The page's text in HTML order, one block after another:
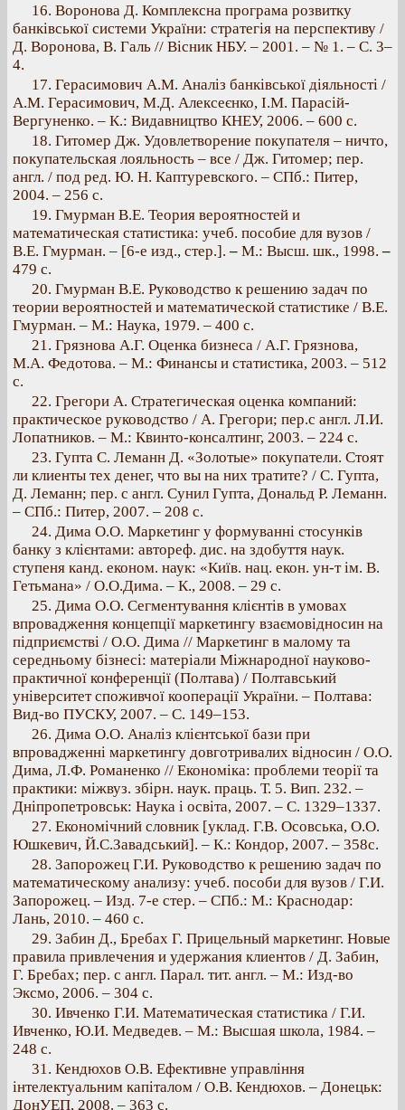
16. Воронова Д. Комплексна програма розвитку
банківської системи України: стратегія на перспективу /
Д. Воронова, В. Галь // Вісник НБУ. – 2001. – № 1. – С. 3–
4.
17. Герасимович А.М. Аналіз банківської діяльності /
А.М. Герасимович, М.Д. Алексеєнко, І.М. Парасій-
Вергуненко. – К.: Видавництво КНЕУ, 2006. – 600 с.
18. Гитомер Дж. Удовлетворение покупателя – ничто,
покупательская лояльность – все / Дж. Гитомер; пер.
англ. / под ред. Ю. Н. Каптуревского. – СПб.: Питер,
2004. – 256 с.
19. Гмурман В.Е. Теория вероятностей и
математическая статистика: учеб. пособие для вузов /
В.Е. Гмурман. – [6-е изд., стер.].– М.: Высш. шк., 1998.–
479 с.
20. Гмурман В.Е. Руководство к решению задач по
теории вероятностей и математической статистике / В.Е.
Гмурман. – М.: Наука, 1979. – 400 с.
21. Грязнова А.Г. Оценка бизнеса / А.Г. Грязнова,
М.А. Федотова. – М.: Финансы и статистика, 2003. – 512
с.
22. Грегори А. Стратегическая оценка компаний:
практическое руководство / А. Грегори; пер.с англ. Л.И.
Лопатников. – М.: Квинто-консалтинг, 2003. – 224 с.
23. Гупта С. Леманн Д. «Золотые» покупатели. Стоят
ли клиенты тех денег, что вы на них тратите? / С. Гупта,
Д. Леманн; пер. с англ. Сунил Гупта, Дональд Р. Леманн.
– СПб.: Питер, 2007. – 208 с.
24. Дима О.О. Маркетинг у формуванні стосунків
банку з клієнтами: автореф. дис. на здобуття наук.
ступеня канд. економ. наук: «Київ. нац. екон. ун-т ім. В.
Гетьмана» / О.О.Дима. – К., 2008. – 29 с.
25. Дима О.О. Сегментування клієнтів в умовах
впровадження концепції маркетингу взаємовідносин на
підприємстві / О.О. Дима // Маркетинг в малому та
середньому бізнесі: матеріали Міжнародної науково-
практичної конференції (Полтава) / Полтавський
університет споживчої кооперації України. – Полтава:
Вид-во ПУСКУ, 2007. – С. 149–153.
26. Дима О.О. Аналіз клієнтської бази при
впровадженні маркетингу довготривалих відносин / О.О.
Дима, Л.Ф. Романенко // Економіка: проблеми теорії та
практики: міжвуз. збірн. наук. праць. Т. 5. Вип. 232. –
Дніпропетровськ: Наука і освіта, 2007. – С. 1329–1337.
27. Економічний словник [уклад. Г.В. Осовська, О.О.
Юшкевич, Й.С.Завадський]. – К.: Кондор, 2007. – 358с.
28. Запорожец Г.И. Руководство к решению задач по
математическому анализу: учеб. пособи для вузов / Г.И.
Запорожец. – Изд. 7-е стер. – СПб.: М.: Краснодар:
Лань, 2010. – 460 с.
29. Забин Д., Бребах Г. Прицельный маркетинг. Новые
правила привлечения и удержания клиентов / Д. Забин,
Г. Бребах; пер. с англ. Парал. тит. англ. – М.: Изд-во
Эксмо, 2006. – 304 с.
30. Ивченко Г.И. Математическая статистика / Г.И.
Ивченко, Ю.И. Медведев. – М.: Высшая школа, 1984. –
248 с.
31. Кендюхов О.В. Ефективне управління
інтелектуальним капіталом / О.В. Кендюхов. – Донецьк:
ДонУЕП, 2008. – 363 с.